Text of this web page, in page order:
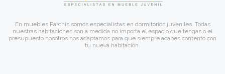
En muebles Parchis somos especialistas en dormitorios juveniles. Todas
nuestras habitaciones son a medida no importa el espacio que tengas o el
presupuesto nosotros nos adaptamos para que siempre acabes contento con
tu nueva habitación.